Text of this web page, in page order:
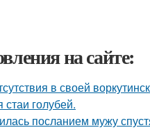
на сайте:
в своей
голубей.
посланием мужу